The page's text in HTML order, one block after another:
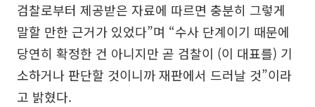
검찰로부터 제공받은 자료에 따르면 충분히 그렇게
말할 만한 근거가 있었다”며 “수사 단계이기 때문에
당연히 확정한 건 아니지만 곧 검찰이 (이 대표를) 기
소하거나 판단할 것이니까 재판에서 드러날 것”이라
고 밝혔다.